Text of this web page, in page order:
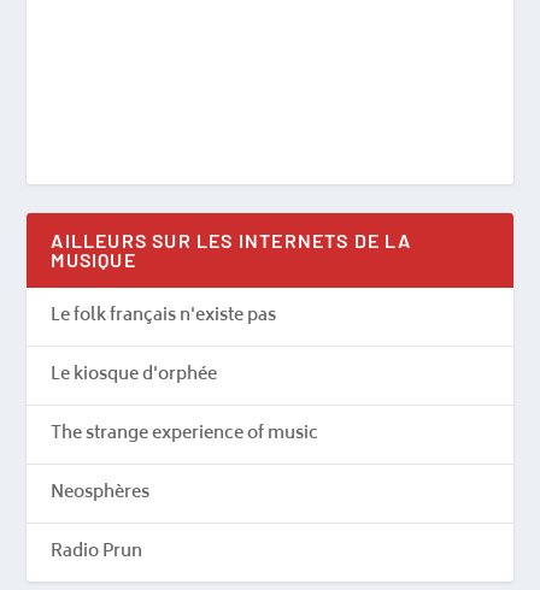
AILLEURS SUR LES INTERNETS DE LA
MUSIQUE
Le folk français n'existe pas
Le kiosque d'orphée
The strange experience of music
Neosphères
Radio Prun